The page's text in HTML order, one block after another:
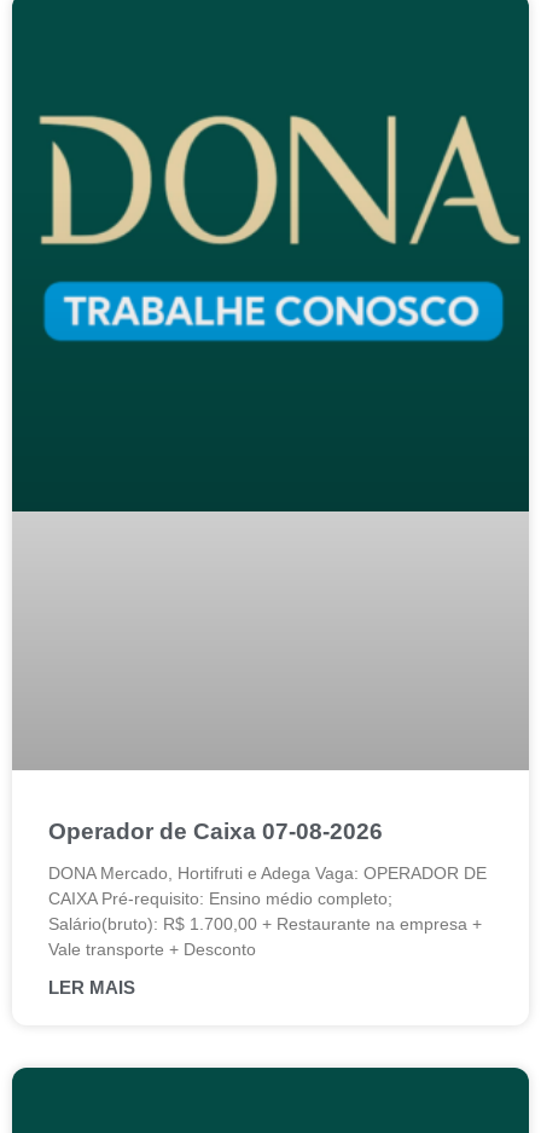
Operador de Caixa 07-08-2026
DONA Mercado, Hortifruti e Adega Vaga: OPERADOR DE
CAIXA Pré-requisito: Ensino médio completo;
Salário(bruto): R$ 1.700,00 + Restaurante na empresa +
Vale transporte + Desconto
LER MAIS